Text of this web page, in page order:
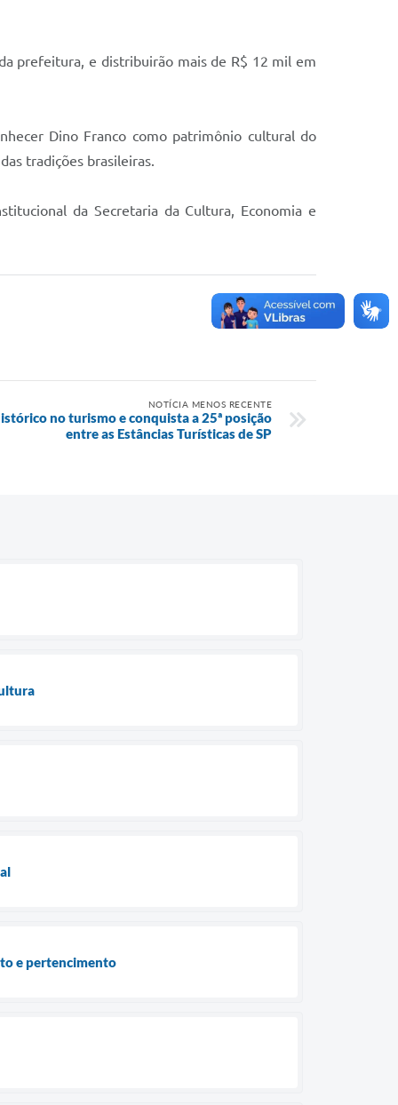
prefeitura, e distribuirão mais de R$ 12 mil em
Dino Franco como patrimônio cultural do
tradições brasileiras.
da Secretaria da Cultura, Economia e
NOTÍCIA MENOS RECENTE
no turismo e conquista a 25ª posição
entre as Estâncias Turísticas de SP
e pertencimento